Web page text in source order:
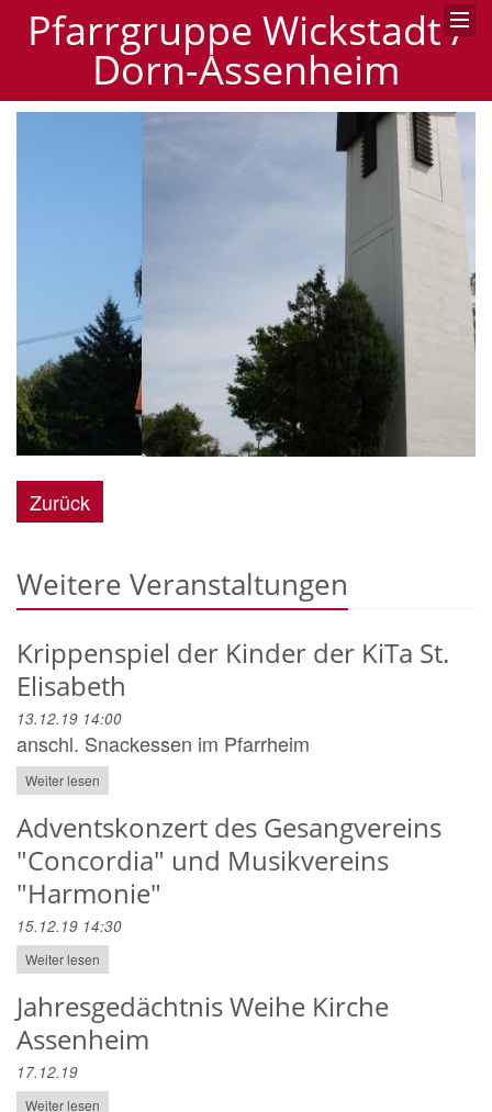
Pfarrgruppe Wickstadt /
Dorn-Assenheim
Zurück
Weitere Veranstaltungen
Krippenspiel der Kinder der KiTa St.
Elisabeth
13.12.19 14:00
anschl. Snackessen im Pfarrheim
Weiter lesen
Adventskonzert des Gesangvereins
"Concordia" und Musikvereins
"Harmonie"
15.12.19 14:30
Weiter lesen
Jahresgedächtnis Weihe Kirche
Assenheim
17.12.19
Weiter lesen